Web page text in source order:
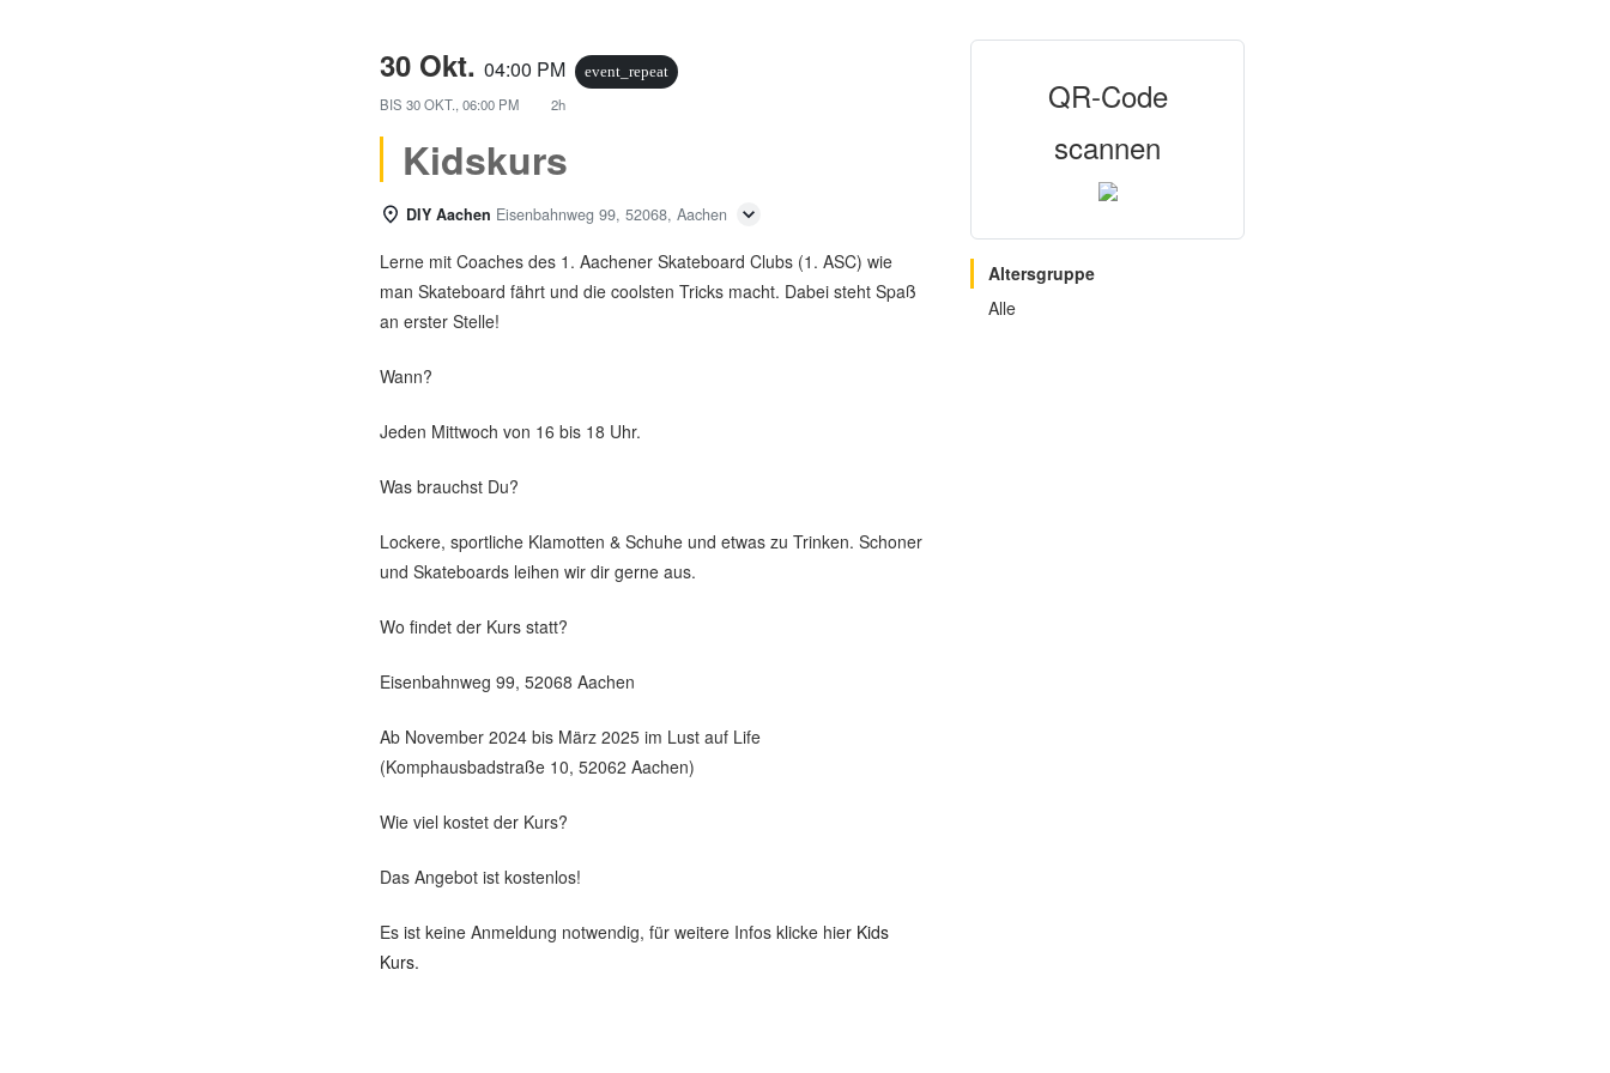
30 Okt. 04:00 PM event_repeat
BIS 30 OKT., 06:00 PM 2h
Kidskurs
DIY Aachen Eisenbahnweg 99, 52068, Aachen
Lerne mit Coaches des 1. Aachener Skateboard Clubs (1. ASC) wie
man Skateboard fährt und die coolsten Tricks macht. Dabei steht Spaß
an erster Stelle!
Wann?
Jeden Mittwoch von 16 bis 18 Uhr.
Was brauchst Du?
Lockere, sportliche Klamotten & Schuhe und etwas zu Trinken. Schoner
und Skateboards leihen wir dir gerne aus.
Wo findet der Kurs statt?
Eisenbahnweg 99, 52068 Aachen
Ab November 2024 bis März 2025 im Lust auf Life
(Komphausbadstraße 10, 52062 Aachen)
Wie viel kostet der Kurs?
Das Angebot ist kostenlos!
Es ist keine Anmeldung notwendig, für weitere Infos klicke hier Kids
Kurs.
QR-Code
scannen
Altersgruppe
Alle